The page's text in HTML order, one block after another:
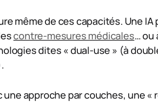
même de ces capacités. Une
contre-mesures médicales… ou
dites « dual-use » (à
approche par couches, une «